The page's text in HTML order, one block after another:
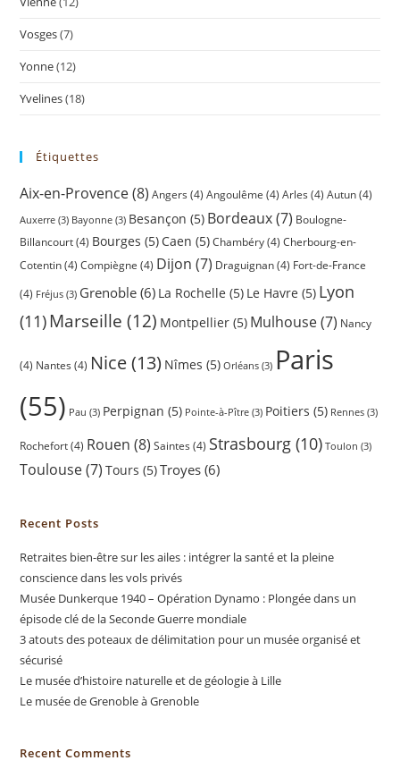
Vosges(7)
Yonne(12)
Yvelines(18)
Étiquettes
Aix-en-Provence(8) Angers (4) Angoulême (4) Arles (4) Autun(4)
Auxerre (3) Bayonne (3) Besançon (5) Bordeaux(7) Boulogne-
Billancourt(4) Bourges (5) Caen (5) Chambéry(4) Cherbourg-en-
Cotentin(4) Compiègne (4) Dijon (7) Draguignan(4) Fort-de-France
(4) Fréjus (3) Grenoble (6) La Rochelle (5) Le Havre (5) Lyon
(11)Marseille (12) Montpellier (5) Mulhouse(7) Nancy
(4) Nantes (4) Nice(13) Nîmes (5) Orléans (3) Paris
(55) Pau (3) Perpignan (5) Pointe-à-Pître (3) Poitiers (5) Rennes (3)
Rochefort(4) Rouen (8) Saintes (4) Strasbourg (10) Toulon (3)
Toulouse(7) Tours (5)Troyes (6)
Recent Posts
Retraites bien-être sur les ailes : intégrer la santé et la pleine
conscience dans les vols privés
Musée Dunkerque 1940 – Opération Dynamo : Plongée dans un
épisode clé de la Seconde Guerre mondiale
3 atouts des poteaux de délimitation pour un musée organisé et
sécurisé
Le musée d’histoire naturelle et de géologie à Lille
Le musée de Grenoble à Grenoble
Recent Comments